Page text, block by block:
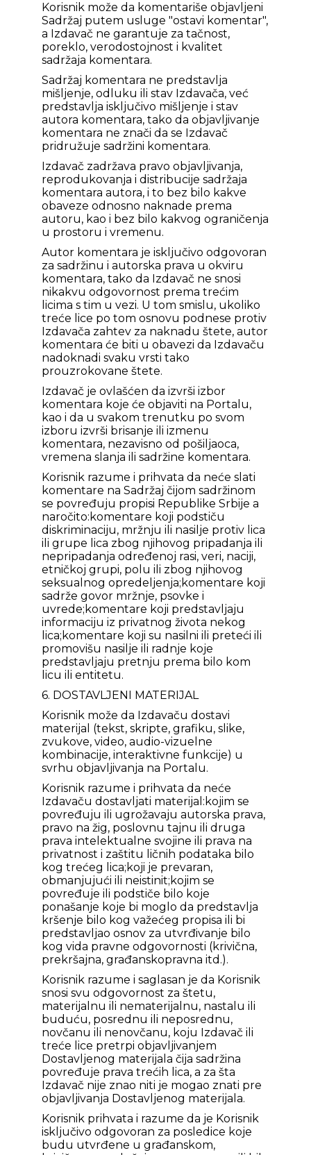
Korisnik može da komentariše objavljeni
Sadržaj putem usluge "ostavi komentar",
a Izdavač ne garantuje za tačnost,
poreklo, verodostojnost i kvalitet
sadržaja komentara.
Sadržaj komentara ne predstavlja
mišljenje, odluku ili stav Izdavača, već
predstavlja isključivo mišljenje i stav
autora komentara, tako da objavljivanje
komentara ne znači da se Izdavač
pridružuje sadržini komentara.
Izdavač zadržava pravo objavljivanja,
reprodukovanja i distribucije sadržaja
komentara autora, i to bez bilo kakve
obaveze odnosno naknade prema
autoru, kao i bez bilo kakvog ograničenja
u prostoru i vremenu.
Autor komentara je isključivo odgovoran
za sadržinu i autorska prava u okviru
komentara, tako da Izdavač ne snosi
nikakvu odgovornost prema trećim
licima s tim u vezi. U tom smislu, ukoliko
treće lice po tom osnovu podnese protiv
Izdavača zahtev za naknadu štete, autor
komentara će biti u obavezi da Izdavaču
nadoknadi svaku vrsti tako
prouzrokovane štete.
Izdavač je ovlašćen da izvrši izbor
komentara koje će objaviti na Portalu,
kao i da u svakom trenutku po svom
izboru izvrši brisanje ili izmenu
komentara, nezavisno od pošiljaoca,
vremena slanja ili sadržine komentara.
Korisnik razume i prihvata da neće slati
komentare na Sadržaj čijom sadržinom
se povređuju propisi Republike Srbije a
naročito:komentare koji podstiču
diskriminaciju, mržnju ili nasilje protiv lica
ili grupe lica zbog njihovog pripadanja ili
nepripadanja određenoj rasi, veri, naciji,
etničkoj grupi, polu ili zbog njihovog
seksualnog opredeljenja;komentare koji
sadrže govor mržnje, psovke i
uvrede;komentare koji predstavljaju
informaciju iz privatnog života nekog
lica;komentare koji su nasilni ili preteći ili
promovišu nasilje ili radnje koje
predstavljaju pretnju prema bilo kom
licu ili entitetu.
6. DOSTAVLJENI MATERIJAL
Korisnik može da Izdavaču dostavi
materijal (tekst, skripte, grafiku, slike,
zvukove, video, audio-vizuelne
kombinacije, interaktivne funkcije) u
svrhu objavljivanja na Portalu.
Korisnik razume i prihvata da neće
Izdavaču dostavljati materijal:kojim se
povređuju ili ugrožavaju autorska prava,
pravo na žig, poslovnu tajnu ili druga
prava intelektualne svojine ili prava na
privatnost i zaštitu ličnih podataka bilo
kog trećeg lica;koji je prevaran,
obmanjujući ili neistinit;kojim se
povređuje ili podstiče bilo koje
ponašanje koje bi moglo da predstavlja
kršenje bilo kog važećeg propisa ili bi
predstavljao osnov za utvrđivanje bilo
kog vida pravne odgovornosti (krivična,
prekršajna, građanskopravna itd.).
Korisnik razume i saglasan je da Korisnik
snosi svu odgovornost za štetu,
materijalnu ili nematerijalnu, nastalu ili
buduću, posrednu ili neposrednu,
novčanu ili nenovčanu, koju Izdavač ili
treće lice pretrpi objavljivanjem
Dostavljenog materijala čija sadržina
povređuje prava trećih lica, a za šta
Izdavač nije znao niti je mogao znati pre
objavljivanja Dostavljenog materijala.
Korisnik prihvata i razume da je Korisnik
isključivo odgovoran za posledice koje
budu utvrđene u građanskom,